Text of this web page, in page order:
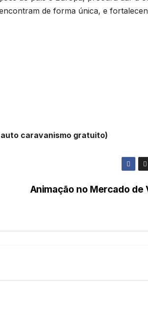
de forma única, e
caravanismo gratuito)
Animação no Mercado de